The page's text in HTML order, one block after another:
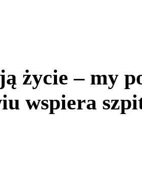
życie – my
wspiera